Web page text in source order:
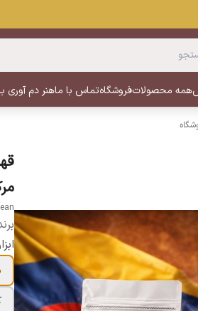
همه محصولاتفروشگاهتماس با ماهنر دم آوری